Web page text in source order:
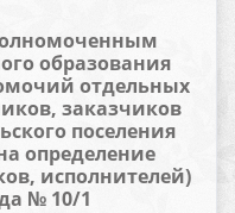
образования
отдельных
заказчиков
поселения
определение
исполнителей)
№ 10/1